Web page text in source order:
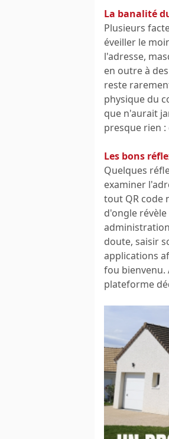
La banalité
Plusieurs
éveiller le
l'adresse,
en outre à
reste
physique du
que n'aurait
presque rien
Les bons
Quelques
examiner
tout QR code
d'ongle
doute, saisir
applications
fou bienvenu.
plateforme